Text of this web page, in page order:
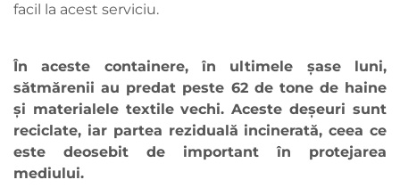
facil la acest serviciu.
În aceste containere, în ultimele șase luni,
sătmărenii au predat peste 62 de tone de haine
și materialele textile vechi. Aceste deșeuri sunt
reciclate, iar partea reziduală incinerată, ceea ce
este deosebit de important în protejarea
mediului.